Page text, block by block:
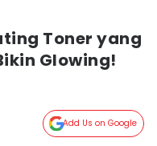
Toner yang
Glowing!
Add Us on Google